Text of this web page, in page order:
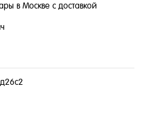
в Москве с доставкой